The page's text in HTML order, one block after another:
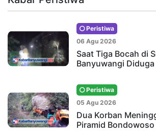
Peristiwa
06 Agu 2026
Saat Tiga Bocah di
Banyuwangi
Peristiwa
05 Agu 2026
Dua Korban
Piramid